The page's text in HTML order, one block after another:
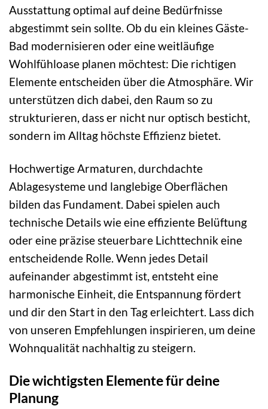
Ausstattung optimal auf deine Bedürfnisse
abgestimmt sein sollte. Ob du ein kleines Gäste-
Bad modernisieren oder eine weitläufige
Wohlfühloase planen möchtest: Die richtigen
Elemente entscheiden über die Atmosphäre. Wir
unterstützen dich dabei, den Raum so zu
strukturieren, dass er nicht nur optisch besticht,
sondern im Alltag höchste Effizienz bietet.
Hochwertige Armaturen, durchdachte
Ablagesysteme und langlebige Oberflächen
bilden das Fundament. Dabei spielen auch
technische Details wie eine effiziente Belüftung
oder eine präzise steuerbare Lichttechnik eine
entscheidende Rolle. Wenn jedes Detail
aufeinander abgestimmt ist, entsteht eine
harmonische Einheit, die Entspannung fördert
und dir den Start in den Tag erleichtert. Lass dich
von unseren Empfehlungen inspirieren, um deine
Wohnqualität nachhaltig zu steigern.
Die wichtigsten Elemente für deine
Planung